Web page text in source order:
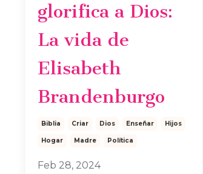
glorifica a Dios:
La vida de
Elisabeth
Brandenburgo
Biblia Criar Dios Enseñar Hijos
Hogar Madre Política
Feb 28, 2024